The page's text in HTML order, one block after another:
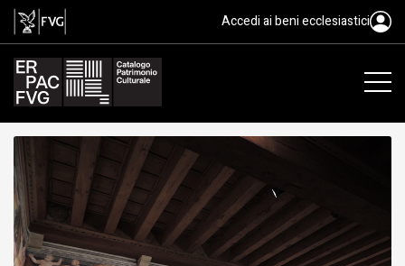
soffitto, ambito friulano, XVI
Accedi ai beni ecclesiastici